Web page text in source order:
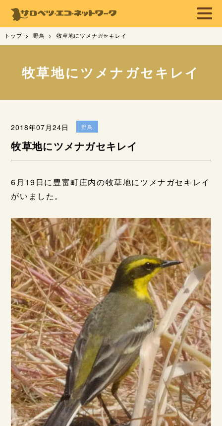
トップ 野鳥 牧草地にツメナガセキレイ
牧草地にツメナガセキレイ
2018年07月24日 野鳥
牧草地にツメナガセキレイ
6月19日に豊富町庄内の牧草地にツメナガセキレイ
がいました。